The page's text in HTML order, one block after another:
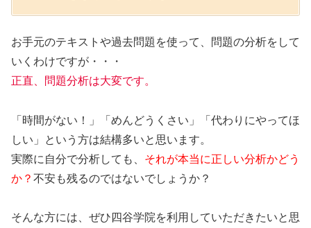
お手元のテキストや過去問題を使って、問題の分析をして
いくわけですが・・・
正直、問題分析は大変です。
「時間がない！」「めんどうくさい」「代わりにやってほ
しい」という方は結構多いと思います。
実際に自分で分析しても、 それが本当に正しい分析かどう
か？ 不安も残るのではないでしょうか？
そんな方には、ぜひ四谷学院を利用していただきたいと思